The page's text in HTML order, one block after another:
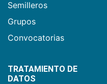
Semilleros
Grupos
Convocatorias
TRATAMIENTO DE
DATOS